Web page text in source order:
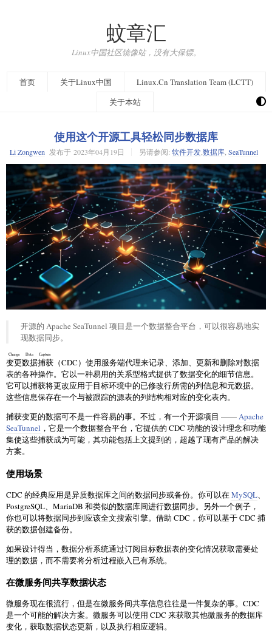
蚊章汇
Linux中国社区镜像站，没有大保镖。
首页 关于Linux中国
Linux.Cn Translation Team (LCTT)
关于本站
使用这个开源工具轻松同步数据库
Li Zongwen 发布于 2023年04月19日 另请参阅: 软件开发,数据库, SeaTunnel
开源的 Apache SeaTunnel 项目是一个数据整合平台，可以很容易地实
现数据同步。
变更数据捕获
Change Data Capture
（CDC）使用服务端代理来记录、添加、更新和删除对数据
表的各种操作。它以一种易用的关系型格式提供了数据变化的细节信息。
它可以捕获将更改应用于目标环境中的已修改行所需的列信息和元数据。
这些信息保存在一个与被跟踪的源表的列结构相对应的变化表内。
捕获变更的数据可不是一件容易的事。不过，有一个开源项目 ——Apache
SeaTunnel ，它是一个数据整合平台，它提供的 CDC 功能的设计理念和功能
集使这些捕获成为可能，其功能包括上文提到的，超越了现有产品的解决
方案。
使用场景
CDC 的经典应用是异质数据库之间的数据同步或备份。你可以在MySQL、
PostgreSQL、MariaDB 和类似的数据库间进行数据同步。另外一个例子，
你也可以将数据同步到应该全文搜索引擎。借助 CDC，你可以基于 CDC 捕
获的数据创建备份。
如果设计得当，数据分析系统通过订阅目标数据表的变化情况获取需要处
理的数据，而不需要将分析过程嵌入已有系统。
在微服务间共享数据状态
微服务现在很流行，但是在微服务间共享信息往往是一件复杂的事。CDC
是一个可能的解决方案。微服务可以使用 CDC 来获取其他微服务的数据库
变化，获取数据状态更新，以及执行相应逻辑。